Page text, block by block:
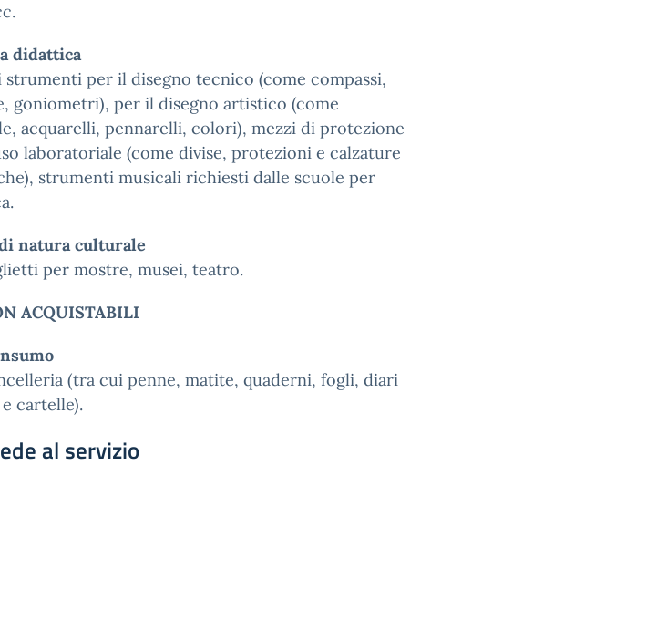
didattica
strumenti per il disegno tecnico (come compassi,
goniometri), per il disegno artistico (come
acquarelli, pennarelli, colori), mezzi di protezione
laboratoriale (come divise, protezioni e calzature
strumenti musicali richiesti dalle scuole per
natura culturale
per mostre, musei, teatro.
ACQUISTABILI
(tra cui penne, matite, quaderni, fogli, diari
cartelle).
al servizio